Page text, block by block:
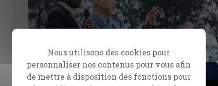
Nous utilisons des cookies pour
personnaliser nos contenus pour vous afin
de mettre à disposition des fonctions pour